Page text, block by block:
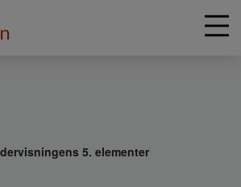
5. elementer